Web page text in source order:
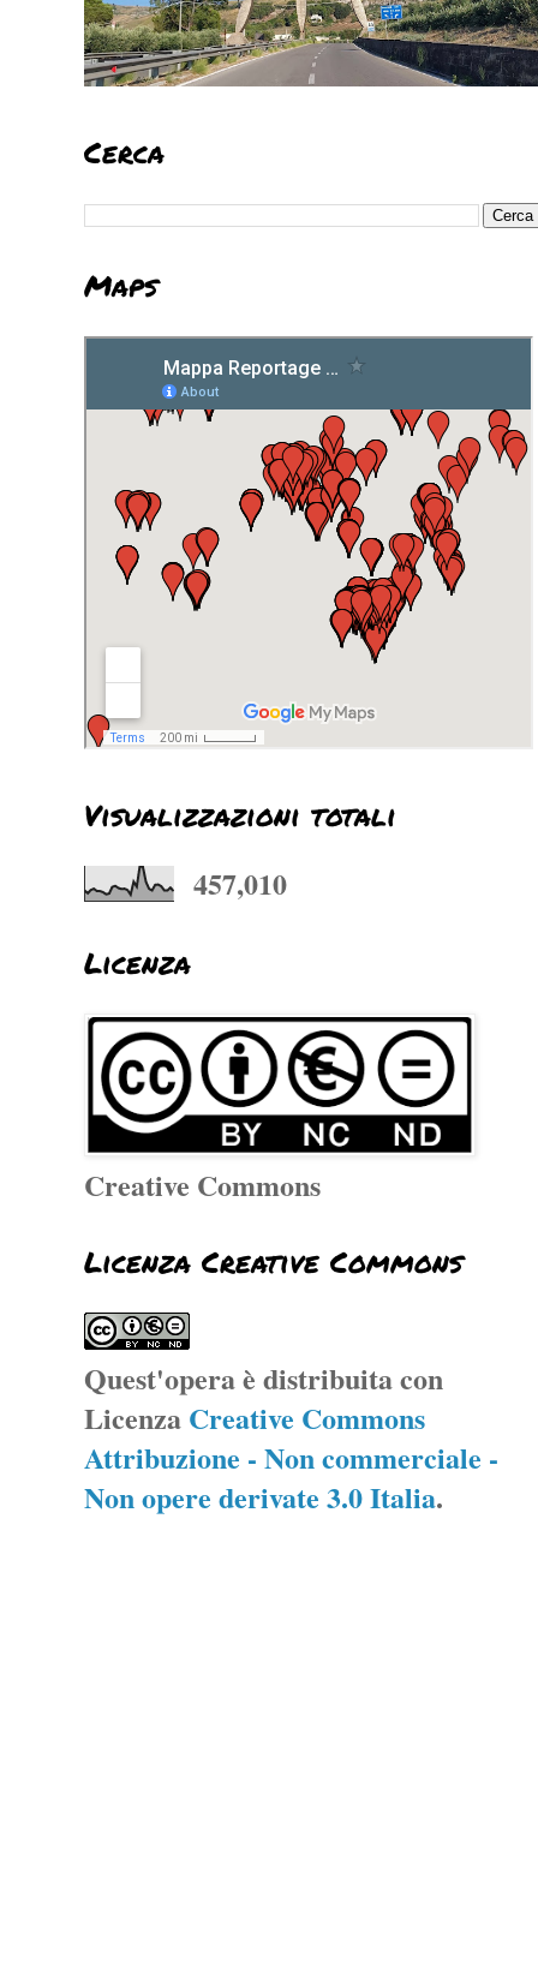
Cerca
Maps
Visualizzazioni totali
457,010
Licenza
Creative Commons
Licenza Creative Commons
Quest'opera è distribuita con
Licenza Creative Commons
Attribuzione - Non commerciale -
Non opere derivate 3.0 Italia.